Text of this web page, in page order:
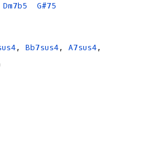
Dm7b5
G#75
, Bb7sus4, A7sus4